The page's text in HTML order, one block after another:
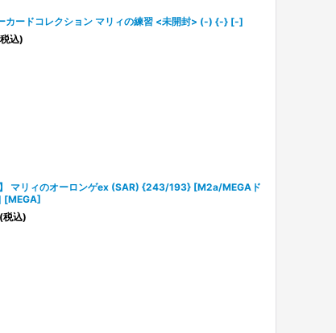
カードコレクション マリィの練習 <未開封> (-) {-} [-]
込)
】 マリィのオーロンゲex (SAR) {243/193} [M2a/MEGAド
[MEGA]
(税込)